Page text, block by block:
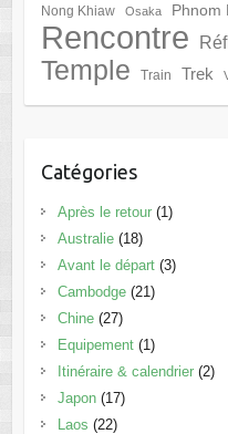
Nong Khiaw Osaka Phnom
Rencontre
Temple Train Trek
Catégories
Après le retour(1)
Australie(18)
Avant le départ(3)
Cambodge(21)
Chine(27)
Equipement(1)
Itinéraire & calendrier(2)
Japon(17)
Laos (22)